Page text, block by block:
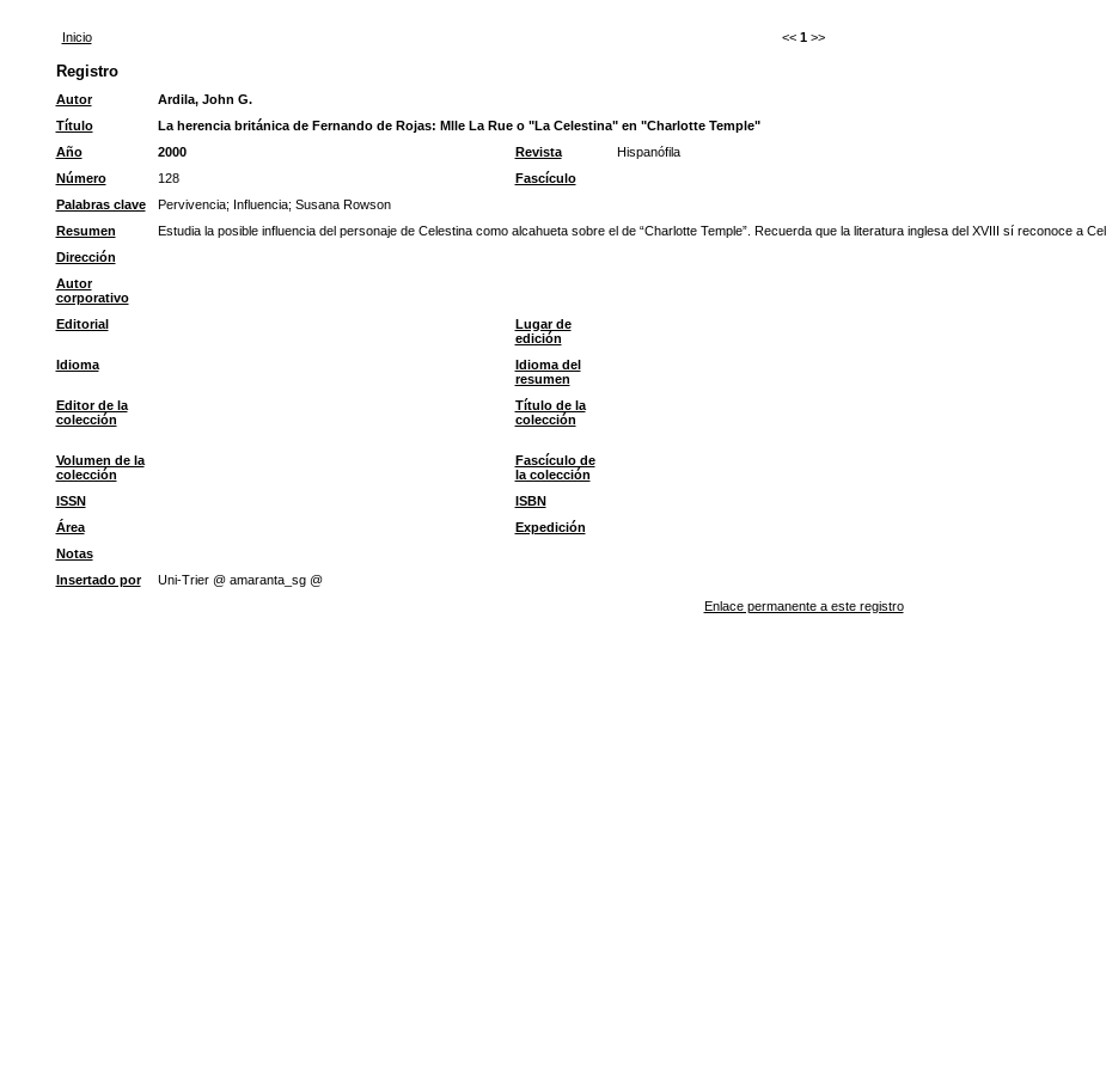
Inicio << 1 >>
Registro
Autor
Ardila, John G.
Título
La herencia británica de Fernando de Rojas: Mlle La Rue o "La Celestina" en "Charlotte Temple"
Año
2000 Revista Hispanófila
Número
128 Fascículo
Palabras clave
Pervivencia; Influencia; Susana Rowson
Resumen
Estudia la posible influencia del personaje de Celestina como alcahueta sobre el de “Charlotte Temple”. Recuerda que la literatura inglesa del XVIII sí reconoce a
Dirección
Autor
corporativo
Editorial
Lugar de
edición
Idioma
Idioma del
resumen
Editor de la
colección
Título de la
colección
Volumen de la
colección
Fascículo de
la colección
ISSN ISBN
Área
Expedición
Notas
Insertado por
Uni-Trier @ amaranta_sg @
Enlace permanente a este registro